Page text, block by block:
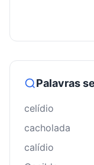
Palavras
celídio
cacholada
calídio